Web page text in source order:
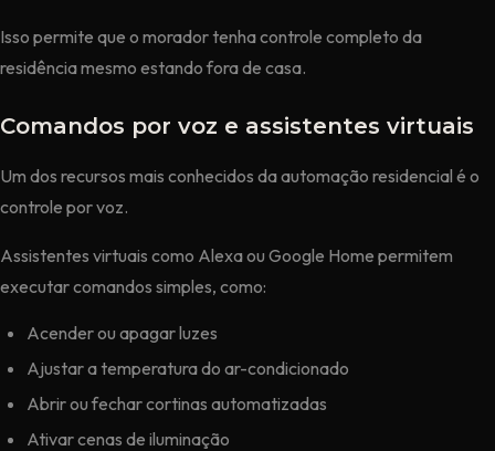
Isso permite que o morador tenha controle completo da
residência mesmo estando fora de casa.
Comandos por voz e assistentes virtuais
Um dos recursos mais conhecidos da automação residencial é o
controle por voz.
Assistentes virtuais como Alexa ou Google Home permitem
executar comandos simples, como:
Acender ou apagar luzes
Ajustar a temperatura do ar-condicionado
Abrir ou fechar cortinas automatizadas
Ativar cenas de iluminação